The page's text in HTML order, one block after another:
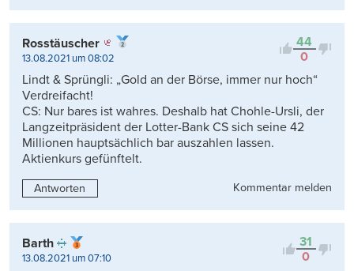
44
0
Rosstäuscher
13.08.2021 um 08:02
Lindt & Sprüngli: „Gold an der Börse, immer nur hoch“
Verdreifacht!
CS: Nur bares ist wahres. Deshalb hat Chohle-Ursli, der
Langzeitpräsident der Lotter-Bank CS sich seine 42
Millionen hauptsächlich bar auszahlen lassen.
Aktienkurs gefünftelt.
Antworten Kommentar melden
31
0
Barth
13.08.2021 um 07:10